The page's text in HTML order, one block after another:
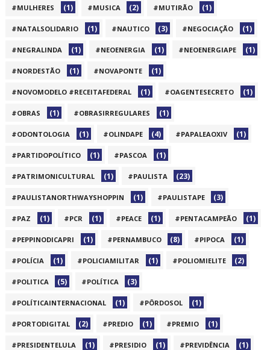
#MULHERES (1) #MUSICA (2) #MUTIRÃO (1)
#NATALSOLIDARIO (1) #NAUTICO (3) #NEGOCIAÇÃO (1)
#NEGRALINDA (1) #NEOENERGIA (1) #NEOENERGIAPE (1)
#NORDESTÃO (1) #NOVAPONTE (1)
#NOVOMODELO #RECEITAFEDERAL (1) #OAGENTESECRETO (1)
#OBRAS (1) #OBRASIRREGULARES (1)
#ODONTOLOGIA (1) #OLINDAPE (4) #PAPALEAOXIV (1)
#PARTIDOPOLÍTICO (1) #PASCOA (1)
#PATRIMONICULTURAL (1) #PAULISTA (23)
#PAULISTANORTHWAYSHOPPIN (1) #PAULISTAPE (3)
#PAZ (1) #PCR (1) #PEACE (1) #PENTACAMPEÃO (1)
#PEPPINODICAPRI (1) #PERNAMBUCO (8) #PIPOCA (1)
#POLÍCIA (1) #POLICIAMILITAR (1) #POLIOMIELITE (2)
#POLITICA (5) #POLÍTICA (3)
#POLÍTICAINTERNACIONAL (1) #PÔRDOSOL (1)
#PORTODIGITAL (2) #PREDIO (1) #PREMIO (1)
#PRESIDENTELULA (1) #PRESIDIO (1) #PREVIDÊNCIA (1)